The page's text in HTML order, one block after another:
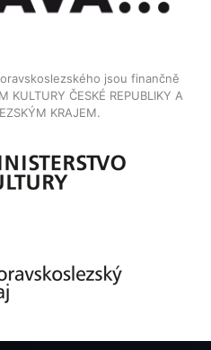
jsou finančně
KULTURY ČESKÉ REPUBLIKY A
KRAJEM.